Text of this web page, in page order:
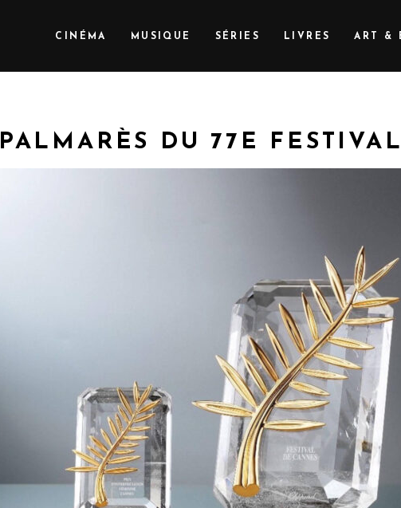
CINÉMA MUSIQUE SÉRIES LIVRES ART &
PALMARÈS DU 77E